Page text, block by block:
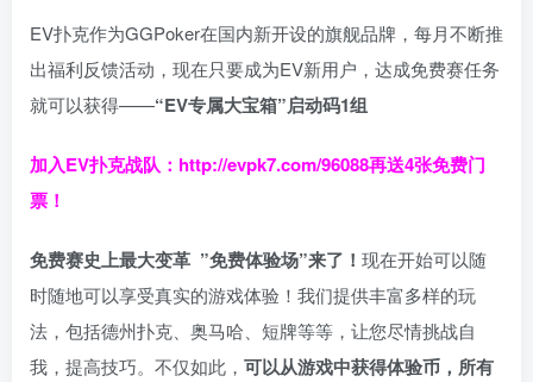
EV扑克作为GGPoker在国内新开设的旗舰品牌，每月不断推
出福利反馈活动，现在只要成为EV新用户，达成免费赛任务
就可以获得——“EV专属大宝箱”启动码1组
加入EV扑克战队： http://evpk7.com/96088再送4张免费门
票！
免费赛史上最大变革 ”免费体验场”来了！ 现在开始可以随
时随地可以享受真实的游戏体验！我们提供丰富多样的玩
法，包括德州扑克、奥马哈、短牌等等，让您尽情挑战自
我，提高技巧。不仅如此， 可以从游戏中获得体验币，所有